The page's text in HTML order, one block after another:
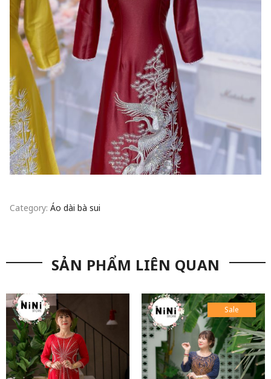
Category: Áo dài bà sui
SẢN PHẨM LIÊN QUAN
Sale